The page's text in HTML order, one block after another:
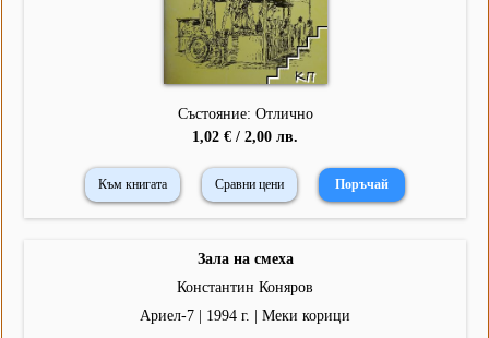
Състояние: Отлично
1,02 € / 2,00 лв.
Към книгата Сравни цени
Зала на смеха
Константин Коняров
Ариел-7 | 1994 г. | Меки корици